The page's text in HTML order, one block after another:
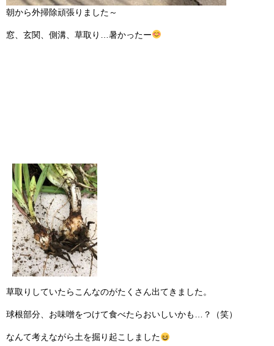
朝から外掃除頑張りました～
窓、玄関、側溝、草取り…暑かったー
草取りしていたらこんなのがたくさん出てきました。
球根部分、お味噌をつけて食べたらおいしいかも…？（笑）
なんて考えながら土を掘り起こしました